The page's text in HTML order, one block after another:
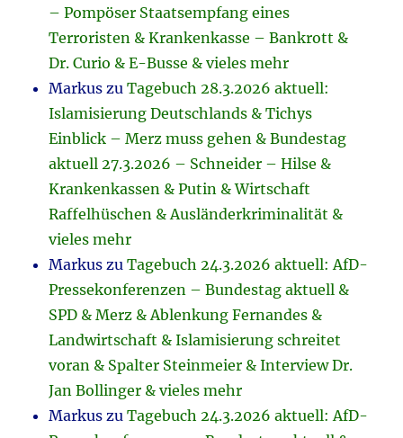
– Pompöser Staatsempfang eines
Terroristen & Krankenkasse – Bankrott &
Dr. Curio & E-Busse & vieles mehr
Markus zuTagebuch 28.3.2026 aktuell:
Islamisierung Deutschlands & Tichys
Einblick – Merz muss gehen & Bundestag
aktuell 27.3.2026 – Schneider – Hilse &
Krankenkassen & Putin & Wirtschaft
Raffelhüschen & Ausländerkriminalität &
vieles mehr
Markus zuTagebuch 24.3.2026 aktuell: AfD-
Pressekonferenzen – Bundestag aktuell &
SPD & Merz & Ablenkung Fernandes &
Landwirtschaft & Islamisierung schreitet
voran & Spalter Steinmeier & Interview Dr.
Jan Bollinger & vieles mehr
Markus zuTagebuch 24.3.2026 aktuell: AfD-